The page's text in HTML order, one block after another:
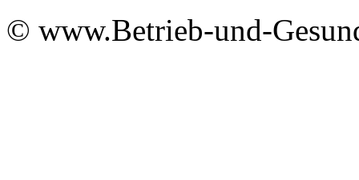
© www.Betrieb-und-